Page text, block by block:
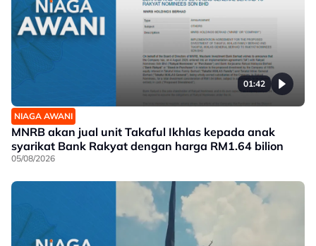
01:42
NIAGA AWANI
MNRB akan jual unit Takaful Ikhlas kepada anak
syarikat Bank Rakyat dengan harga RM1.64 bilion
05/08/2026